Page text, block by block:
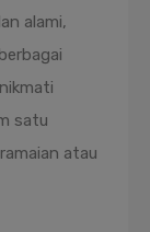
alami,
satu
atau